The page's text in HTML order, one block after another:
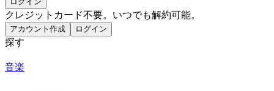
クレジットカード不要。いつでも解約可能。
アカウント作成 ログイン
探す
音楽